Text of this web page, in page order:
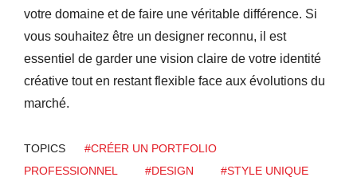
votre domaine et de faire une véritable différence. Si
vous souhaitez être un designer reconnu, il est
essentiel de garder une vision claire de votre identité
créative tout en restant flexible face aux évolutions du
marché.
TOPICS
#CRÉER UN PORTFOLIO
PROFESSIONNEL
#DESIGN #STYLE UNIQUE